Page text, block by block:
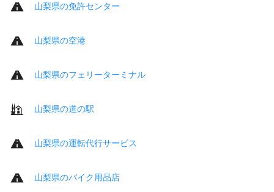
山梨県の免許センター
山梨県の空港
山梨県のフェリーターミナル
山梨県の道の駅
山梨県の運転代行サービス
山梨県のバイク用品店